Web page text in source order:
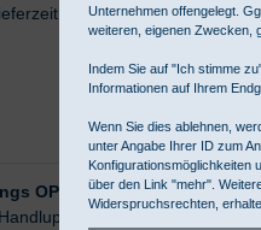
ca. 1 - 4 Wochen
OPTICLUX Hand 10-2 UV
dimmbares
Unternehmen offengelegt.
weiteren, eigenen Zwecken,
Indem Sie auf "Ich stimme
Informationen auf Ihrem
Wenn Sie dies ablehnen,
unter Angabe Ihrer ID zum
Konfigurationsmöglichkeiten
über den Link "mehr".
Widerspruchsrechten,